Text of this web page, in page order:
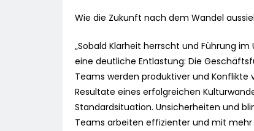
Wie die Zukunft nach dem Wandel
„Sobald Klarheit herrscht und Führung
eine deutliche Entlastung: Die
Teams werden produktiver und Konflikte
Resultate eines erfolgreichen
Standardsituation. Unsicherheiten und
Teams arbeiten effizienter und mit mehr